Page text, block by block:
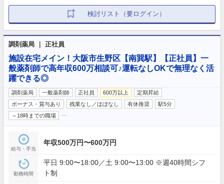
検討リスト（要ログイン）
調剤薬局 ｜ 正社員
施設在宅メイン！大阪市生野区【南巽駅】【正社員】一
般薬剤師で高年収600万相談可♪運転なしOKで無理なく活
躍できる◎
調剤薬局 一般薬剤師 正社員 600万以上
定期昇給
ボーナス・賞与あり
残業なし／ほぼなし 有休推奨
駅5分
～18時までの職場
給与・手当
年収500万円〜600万円
勤務時間
平日 9:00〜18:00／土 9:00〜13:00 ※週40時間シフ
ト制